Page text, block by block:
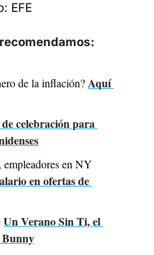
EFE
de la inflación? Aquí
de celebración para
en ofertas de
Un Verano Sin Ti, el
Bunny